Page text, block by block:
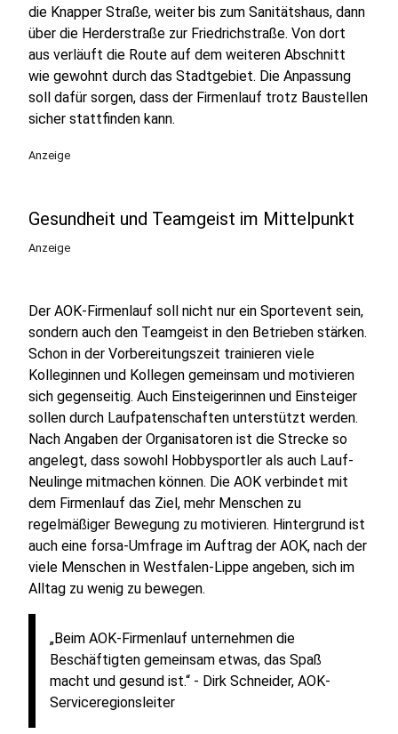
die Knapper Straße, weiter bis zum Sanitätshaus, dann
über die Herderstraße zur Friedrichstraße. Von dort
aus verläuft die Route auf dem weiteren Abschnitt
wie gewohnt durch das Stadtgebiet. Die Anpassung
soll dafür sorgen, dass der Firmenlauf trotz Baustellen
sicher stattfinden kann.
Anzeige
Gesundheit und Teamgeist im Mittelpunkt
Anzeige
Der AOK-Firmenlauf soll nicht nur ein Sportevent sein,
sondern auch den Teamgeist in den Betrieben stärken.
Schon in der Vorbereitungszeit trainieren viele
Kolleginnen und Kollegen gemeinsam und motivieren
sich gegenseitig. Auch Einsteigerinnen und Einsteiger
sollen durch Laufpatenschaften unterstützt werden.
Nach Angaben der Organisatoren ist die Strecke so
angelegt, dass sowohl Hobbysportler als auch Lauf-
Neulinge mitmachen können. Die AOK verbindet mit
dem Firmenlauf das Ziel, mehr Menschen zu
regelmäßiger Bewegung zu motivieren. Hintergrund ist
auch eine forsa-Umfrage im Auftrag der AOK, nach der
viele Menschen in Westfalen-Lippe angeben, sich im
Alltag zu wenig zu bewegen.
„Beim AOK-Firmenlauf unternehmen die
Beschäftigten gemeinsam etwas, das Spaß
macht und gesund ist.“ - Dirk Schneider, AOK-
Serviceregionsleiter